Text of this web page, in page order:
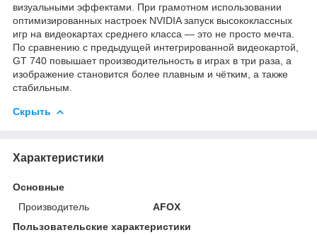
визуальными эффектами. При грамотном использовании
оптимизированных настроек NVIDIA запуск высококлассных
игр на видеокартах среднего класса — это не просто мечта.
По сравнению с предыдущей интегрированной видеокартой,
GT 740 повышает производительность в играх в три раза, а
изображение становится более плавным и чётким, а также
стабильным.
Скрыть
Характеристики
Основные
Производитель
AFOX
Пользовательские характеристики